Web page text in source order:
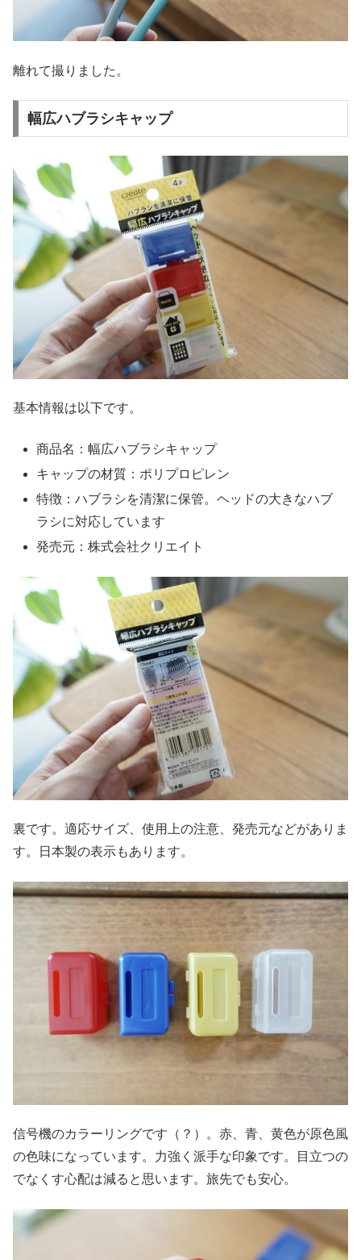
離れて撮りました。
幅広ハブラシキャップ
基本情報は以下です。
商品名：幅広ハブラシキャップ
キャップの材質：ポリプロピレン
特徴：ハブラシを清潔に保管。ヘッドの大きなハブ
ラシに対応しています
発売元：株式会社クリエイト
裏です。適応サイズ、使用上の注意、発売元などがありま
す。日本製の表示もあります。
信号機のカラーリングです（？）。赤、青、黄色が原色風
の色味になっています。力強く派手な印象です。目立つの
でなくす心配は減ると思います。旅先でも安心。